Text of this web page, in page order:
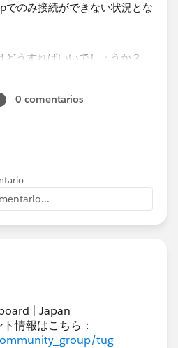
でのみ接続ができない状況とな
どうすればいいでしょうか？
らご教示いただきたいです。
0 comentarios
| Japan
情報はこちら：
tug